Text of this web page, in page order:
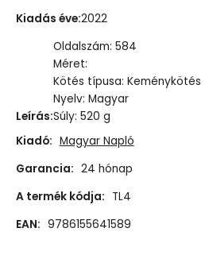
Kiadás éve:2022
Leírás:
Oldalszám: 584
Méret:
Kötés típusa: Keménykötés
Nyelv: Magyar
Súly: 520 g
Kiadó: Magyar Napló
Garancia: 24 hónap
A termék kódja: TL4
EAN: 9786155641589